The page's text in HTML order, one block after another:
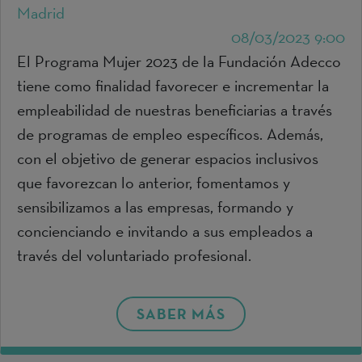
Madrid
08/03/2023 9:00
El Programa Mujer 2023 de la Fundación Adecco
tiene como finalidad favorecer e incrementar la
empleabilidad de nuestras beneficiarias a través
de programas de empleo específicos. Además,
con el objetivo de generar espacios inclusivos
que favorezcan lo anterior, fomentamos y
sensibilizamos a las empresas, formando y
concienciando e invitando a sus empleados a
través del voluntariado profesional.
SABER MÁS